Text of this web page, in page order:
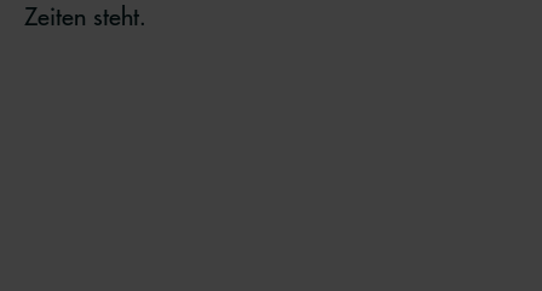
Zeiten steht.